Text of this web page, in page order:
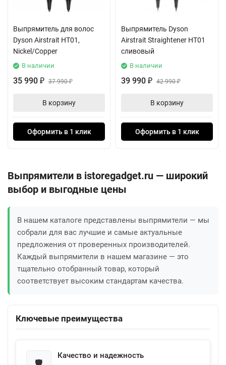
Выпрямитель для волос
Dyson Airstrait HT01,
Nickel/Copper
В наличии
35 990 ₽ 37 990₽
В корзину
Оформить в 1 клик
Выпрямитель Dyson
Airstrait Straightener HT01
сливовый
В наличии
39 990 ₽ 42 990₽
В корзину
Оформить в 1 клик
Выпрямители в istoregadget.ru — широкий
выбор и выгодные цены
В нашем каталоге представлены выпрямители — мы
собрали для вас лучшие и самые актуальные
предложения от проверенных производителей.
Каждый выпрямители в нашем магазине — это
тщательно отобранный товар, который
соответствует высоким стандартам качества.
Ключевые преимущества
Качество и надежность